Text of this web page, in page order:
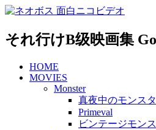
Skip
content
それ行けB级映画集
HOME
MOVIES
Monster
真夜中のモンス
Primeval
ビンテージモン